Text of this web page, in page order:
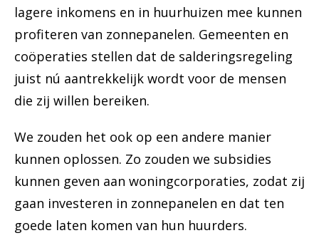
lagere inkomens en in huurhuizen mee kunnen
profiteren van zonnepanelen. Gemeenten en
coöperaties stellen dat de salderingsregeling
juist nú aantrekkelijk wordt voor de mensen
die zij willen bereiken.
We zouden het ook op een andere manier
kunnen oplossen. Zo zouden we subsidies
kunnen geven aan woningcorporaties, zodat zij
gaan investeren in zonnepanelen en dat ten
goede laten komen van hun huurders.